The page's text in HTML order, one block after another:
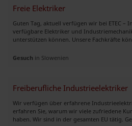
Freie Elektriker
Guten Tag, aktuell verfügen wir bei ETEC –
verfügbare Elektriker und
unterstützen können. Unsere Fachkräfte
Gesuch in Slowenien
Freiberufliche Industrieelektriker
Wir verfügen über erfahrene
erfahren Sie, warum wir viele zufriedene
haben. Wir sind in der gesamten EU tätig.